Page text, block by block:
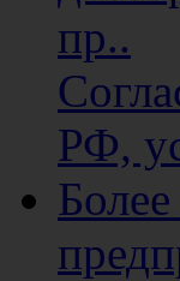
РФ,